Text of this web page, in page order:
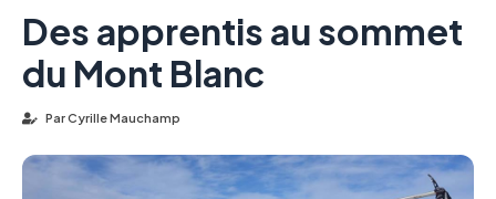
Des apprentis au sommet
du Mont Blanc
ParCyrille Mauchamp